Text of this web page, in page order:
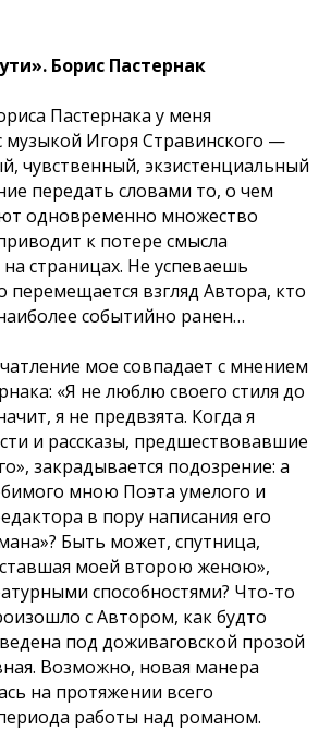
Борис Пастернак
Пастернака у меня
музыкой Игоря Стравинского —
чувственный, экзистенциальный
передать словами то, о чем
одновременно множество
к потере смысла
страницах. Не успеваешь
перемещается взгляд Автора, кто
событийно ранен…
мое совпадает с мнением
«Я не люблю своего стиля до
я не предвзята. Когда я
и рассказы, предшествовавшие
закрадывается подозрение: а
мною Поэта умелого и
в пору написания его
Быть может, спутница,
ставшая моей второю женою»,
способностями? Что-то
с Автором, как будто
под доживаговской прозой
Возможно, новая манера
на протяжении всего
работы над романом.